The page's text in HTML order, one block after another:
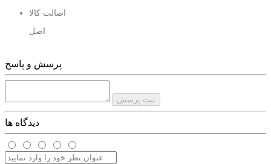
اصالت کالا
اصل
پرسش و پاسخ
ثبت پرسش
دیدگاه ها